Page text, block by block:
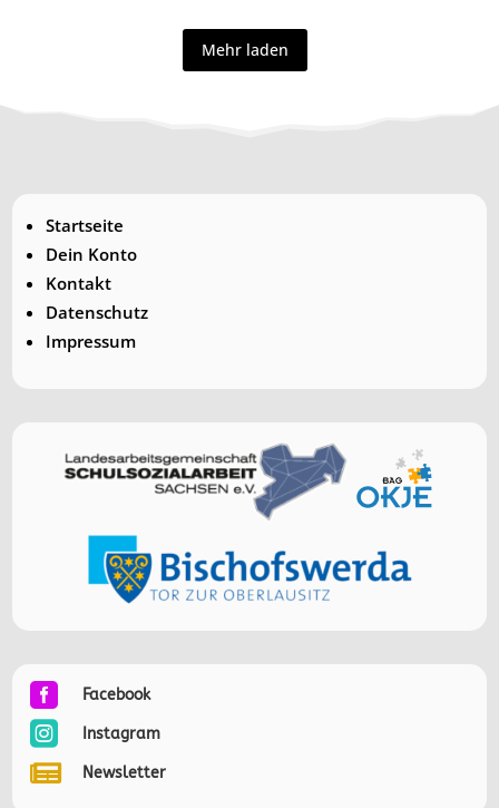
Mehr laden
Startseite
Dein Konto
Kontakt
Datenschutz
Impressum
 Facebook
 Instagram
 Newsletter